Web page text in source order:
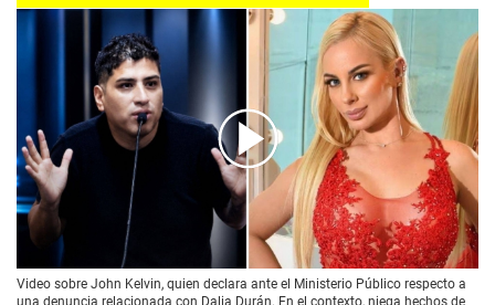
00:00
Video sobre John Kelvin, quien declara ante el Ministerio Público respecto a
una denuncia relacionada con Dalia Durán. En el contexto, niega hechos de